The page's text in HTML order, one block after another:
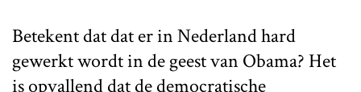
Betekent dat dat er in Nederland hard
gewerkt wordt in de geest van Obama? Het
is opvallend dat de democratische